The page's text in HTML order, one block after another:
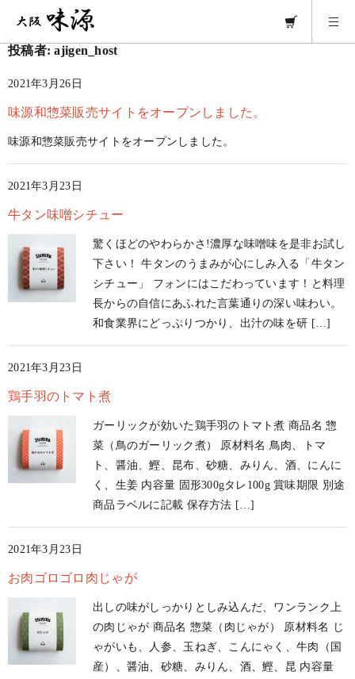
投稿者:ajigen_host
2021年3月26日
味源和惣菜販売サイトをオープンしました。
味源和惣菜販売サイトをオープンしました。
2021年3月23日
牛タン味噌シチュー
驚くほどのやわらかさ!濃厚な味噌味を是非お試し
下さい！ 牛タンのうまみが心にしみ入る「牛タン
シチュー」 フォンにはこだわっています！と料理
長からの自信にあふれた言葉通りの深い味わい。
和食業界にどっぷりつかり、出汁の味を研 […]
2021年3月23日
鶏手羽のトマト煮
ガーリックが効いた鶏手羽のトマト煮 商品名 惣
菜（鳥のガーリック煮） 原材料名 鳥肉、トマ
ト、醤油、鰹、昆布、砂糖、みりん、酒、にんに
く、生姜 内容量 固形300gタレ100g 賞味期限 別途
商品ラベルに記載 保存方法 […]
2021年3月23日
お肉ゴロゴロ肉じゃが
出しの味がしっかりとしみ込んだ、ワンランク上
の肉じゃが 商品名 惣菜（肉じゃが） 原材料名 じ
ゃがいも、人参、玉ねぎ、こんにゃく、牛肉（国
産）、醤油、砂糖、みりん、酒、鰹、昆 内容量